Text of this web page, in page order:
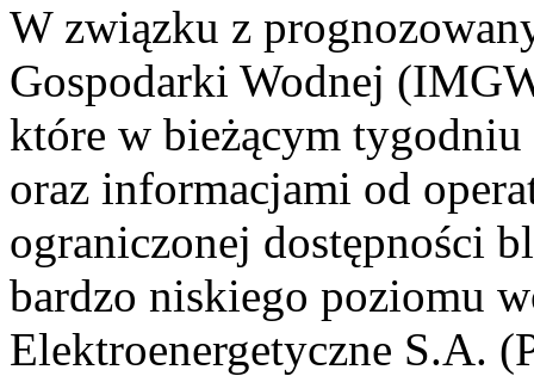
W związku z
Gospodarki Wodnej
które w bieżącym tygodniu
oraz informacjami od
ograniczonej dostępności
bardzo niskiego poziomu
Elektroenergetyczne S.A.